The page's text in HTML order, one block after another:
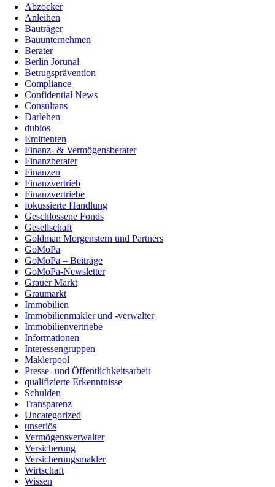
Abzocker
Anleihen
Bauträger
Bauunternehmen
Berater
Berlin Jorunal
Betrugsprävention
Compliance
Confidential News
Consultans
Darlehen
dubios
Emittenten
Finanz- & Vermögensberater
Finanzberater
Finanzen
Finanzvertrieb
Finanzvertriebe
fokussierte Handlung
Geschlossene Fonds
Gesellschaft
Goldman Morgenstern und Partners
GoMoPa
GoMoPa – Beiträge
GoMoPa-Newsletter
Grauer Markt
Graumarkt
Immobilien
Immobilienmakler und -verwalter
Immobilienvertriebe
Informationen
Interessengruppen
Maklerpool
Presse- und Öffentlichkeitsarbeit
qualifizierte Erkenntnisse
Schulden
Transparenz
Uncategorized
unseriös
Vermögensverwalter
Versicherung
Versicherungsmakler
Wirtschaft
Wissen